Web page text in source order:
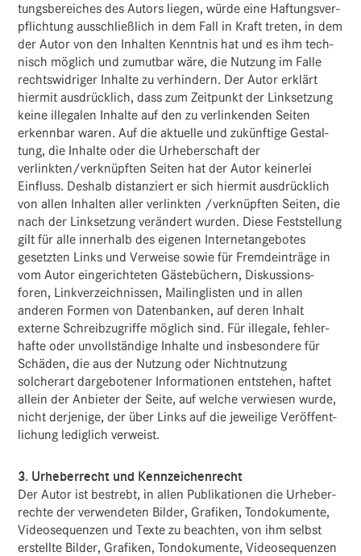
tungs­be­rei­ches des Autors liegen, würde eine Haftungs­ver­
pflich­tung ausschließ­lich in dem Fall in Kraft treten, in dem
der Autor von den Inhalten Kenntnis hat und es ihm tech­
nisch möglich und zumutbar wäre, die Nutzung im Falle
rechts­wid­riger Inhalte zu verhin­dern. Der Autor erklärt
hiermit ausdrück­lich, dass zum Zeit­punkt der Link­set­zung
keine ille­galen Inhalte auf den zu verlin­kenden Seiten
erkennbar waren. Auf die aktu­elle und zukünf­tige Gestal­
tung, die Inhalte oder die Urhe­ber­schaft der
verlinkten/verknüpften Seiten hat der Autor keinerlei
Einfluss. Deshalb distan­ziert er sich hiermit ausdrück­lich
von allen Inhalten aller verlinkten /verknüpften Seiten, die
nach der Link­set­zung verän­dert wurden. Diese Fest­stel­lung
gilt für alle inner­halb des eigenen Inter­net­an­ge­botes
gesetzten Links und Verweise sowie für Fremd­ein­träge in
vom Autor einge­rich­teten Gäste­bü­chern, Diskus­si­ons­
foren, Link­ver­zeich­nissen, Mailing­listen und in allen
anderen Formen von Daten­banken, auf deren Inhalt
externe Schreib­zu­griffe möglich sind. Für ille­gale, fehler­
hafte oder unvoll­stän­dige Inhalte und insbe­son­dere für
Schäden, die aus der Nutzung oder Nicht­nut­zung
solcherart darge­bo­tener Infor­ma­tionen entstehen, haftet
allein der Anbieter der Seite, auf welche verwiesen wurde,
nicht derje­nige, der über Links auf die jewei­lige Veröf­fent­
li­chung ledig­lich verweist.
3. Urhe­ber­recht und Kennzeichenrecht
Der Autor ist bestrebt, in allen Publi­ka­tionen die Urhe­ber­
rechte der verwen­deten Bilder, Grafiken, Tondo­ku­mente,
Video­se­quenzen und Texte zu beachten, von ihm selbst
erstellte Bilder, Grafiken, Tondo­ku­mente, Video­se­quenzen